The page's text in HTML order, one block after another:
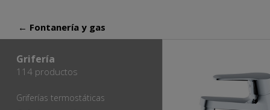
← Fontanería y gas
Grifería
114 productos
Griferías termostáticas